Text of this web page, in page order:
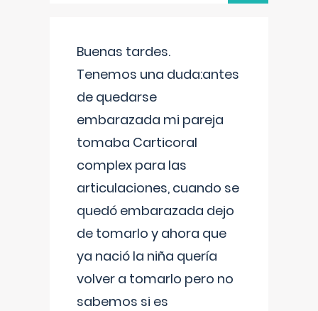
Buenas tardes.
Tenemos una duda:antes
de quedarse
embarazada mi pareja
tomaba Carticoral
complex para las
articulaciones, cuando se
quedó embarazada dejo
de tomarlo y ahora que
ya nació la niña quería
volver a tomarlo pero no
sabemos si es